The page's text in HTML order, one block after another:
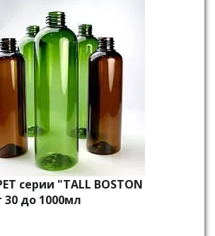
серии "TALL BOSTON
30 до 1000мл